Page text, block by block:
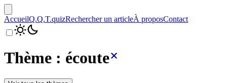
AccueilQ.Q.T.quizRechercher un articleÀ proposContact
Thème : écoute